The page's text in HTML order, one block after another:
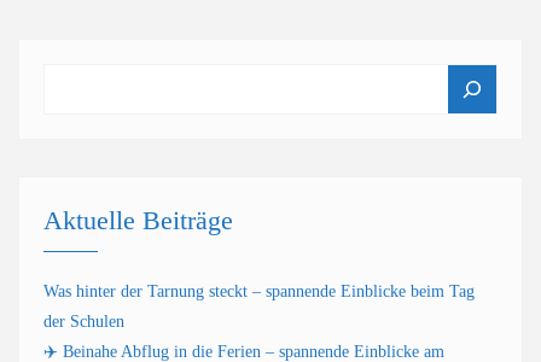
Aktuelle Beiträge
Was hinter der Tarnung steckt – spannende Einblicke beim Tag
der Schulen
✈️ Beinahe Abflug in die Ferien – spannende Einblicke am